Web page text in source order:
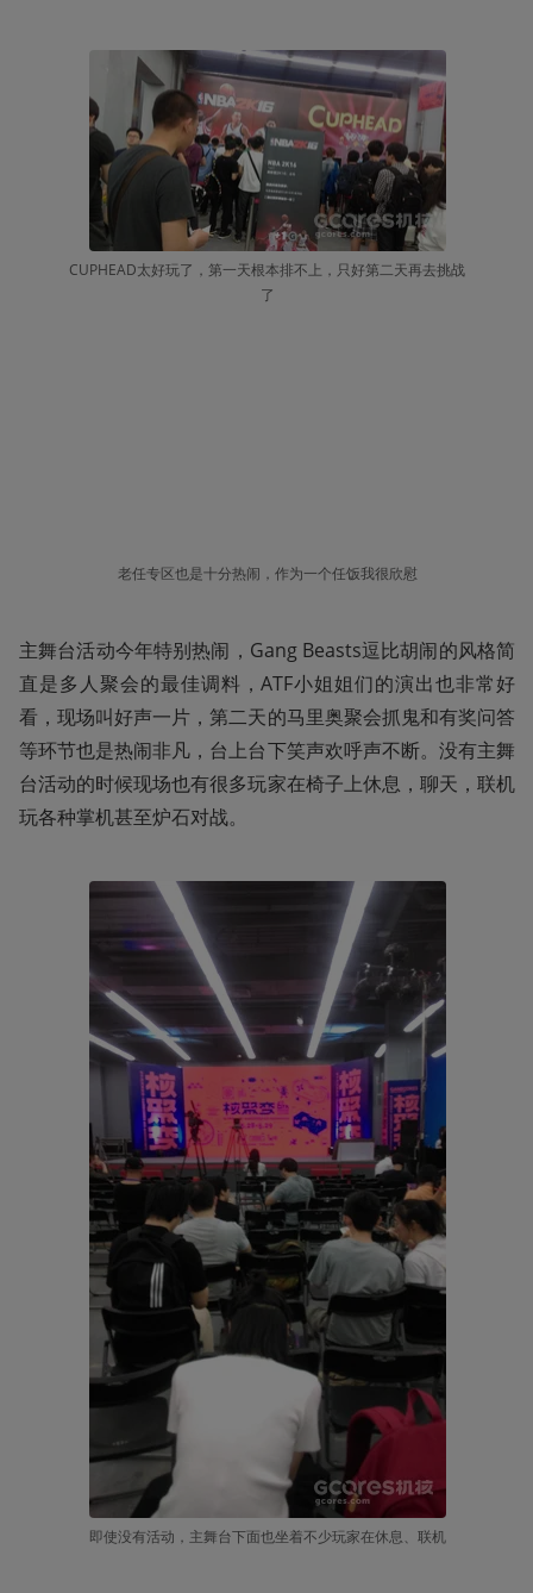
CUPHEAD太好玩了，第一天根本排不上，只好第二天再去挑战
了
老任专区也是十分热闹，作为一个任饭我很欣慰
主舞台活动今年特别热闹，Gang Beasts逗比胡闹的风格简
直是多人聚会的最佳调料，ATF小姐姐们的演出也非常好
看，现场叫好声一片，第二天的马里奥聚会抓鬼和有奖问答
等环节也是热闹非凡，台上台下笑声欢呼声不断。没有主舞
台活动的时候现场也有很多玩家在椅子上休息，聊天，联机
玩各种掌机甚至炉石对战。
即使没有活动，主舞台下面也坐着不少玩家在休息、联机